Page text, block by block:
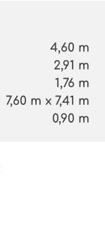
4,60 m
2,91 m
1,76 m
7,60 m x 7,41 m
0,90 m